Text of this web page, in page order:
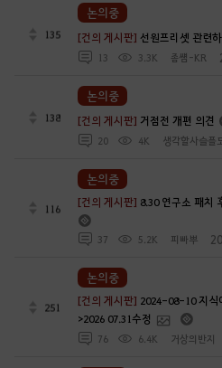
135 [건의 게시판]선원프리셋 관련
13 3.3K 좀썜-KR
논의중
138 [건의 게시판] 거점전 개편 의견
20 4K 생각할사슬플
논의중
116 [건의 게시판] 8.30 연구소 패치
37 5.2K 피빠뿌
논의중
251
[건의 게시판] 2024-08-10 지식
>2026 07.31수정
76 6.4K 거상의반지
논의중